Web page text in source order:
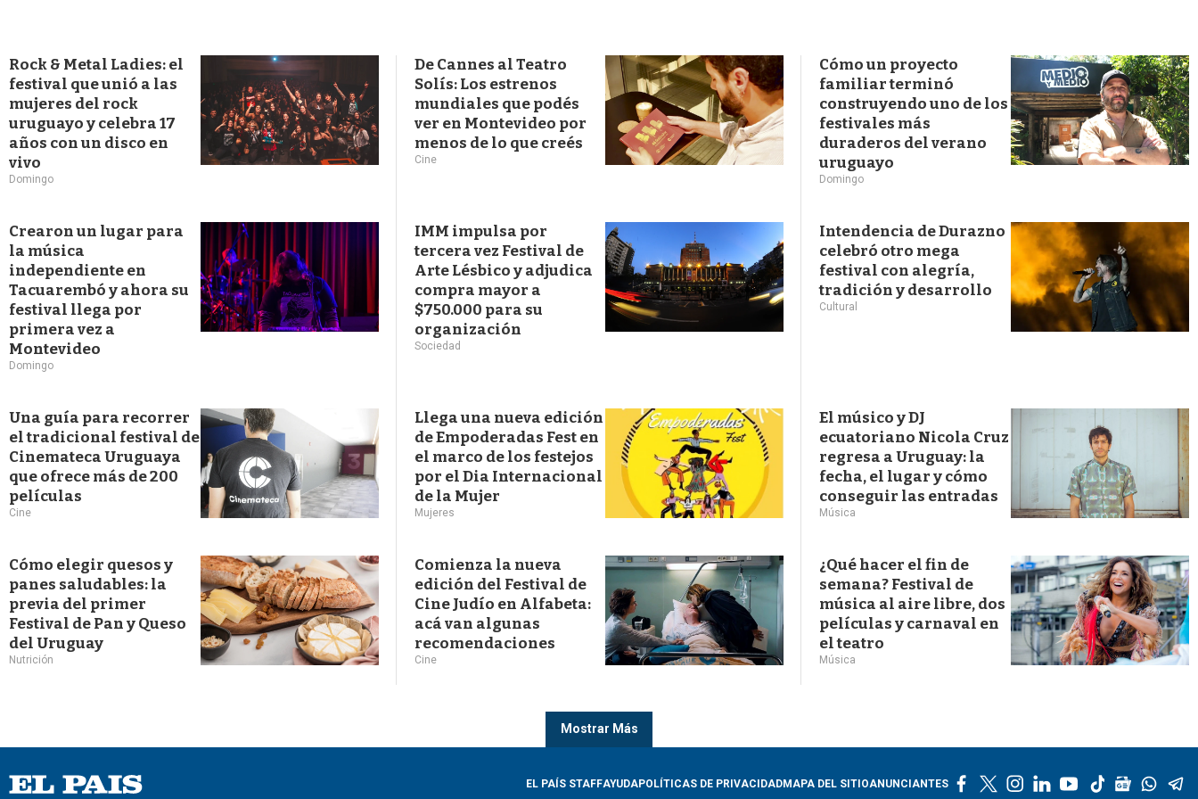
e
d
a
Rock & Metal Ladies: el
festival que unió a las
mujeres del rock
uruguayo y celebra 17
años con un disco en
vivo
Domingo
De Cannes al Teatro
Solís: Los estrenos
mundiales que podés
ver en Montevideo por
menos de lo que creés
Cine
Cómo un proyecto
familiar terminó
construyendo uno de los
festivales más
duraderos del verano
uruguayo
Domingo
Crearon un lugar para
la música
independiente en
Tacuarembó y ahora su
festival llega por
primera vez a
Montevideo
Domingo
IMM impulsa por
tercera vez Festival de
Arte Lésbico y adjudica
compra mayor a
$750.000 para su
organización
Sociedad
Intendencia de Durazno
celebró otro mega
festival con alegría,
tradición y desarrollo
Cultural
Una guía para recorrer
el tradicional festival de
Cinemateca Uruguaya
que ofrece más de 200
películas
Cine
Llega una nueva edición
de Empoderadas Fest en
el marco de los festejos
por el Dia Internacional
de la Mujer
Mujeres
El músico y DJ
ecuatoriano Nicola Cruz
regresa a Uruguay: la
fecha, el lugar y cómo
conseguir las entradas
Música
Cómo elegir quesos y
panes saludables: la
previa del primer
Festival de Pan y Queso
del Uruguay
Nutrición
Comienza la nueva
edición del Festival de
Cine Judío en Alfabeta:
acá van algunas
recomendaciones
Cine
¿Qué hacer el fin de
semana? Festival de
música al aire libre, dos
películas y carnaval en
el teatro
Música
Mostrar Más
EL PAÍS STAFFAYUDAPOLÍTICAS DE PRIVACIDADMAPA DEL SITIOANUNCIANTES
l
y
t
g
w